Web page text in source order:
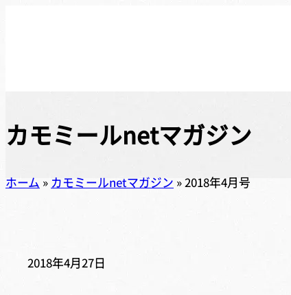
カモミールnetマガジン
ホーム » カモミールnetマガジン »2018年4月号
2018年4月27日